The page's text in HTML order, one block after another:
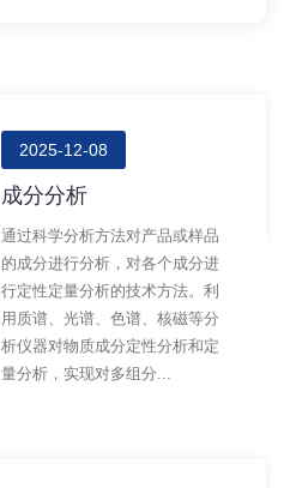
2025-12-08
成分分析
通过科学分析方法对产品或样品
的成分进行分析，对各个成分进
行定性定量分析的技术方法。利
用质谱、光谱、色谱、核磁等分
析仪器对物质成分定性分析和定
量分析，实现对多组分...